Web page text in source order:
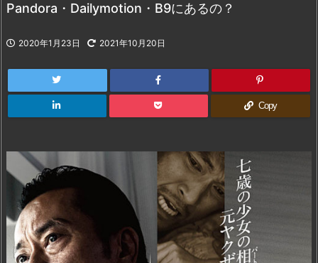
Pandora・Dailymotion・B9にあるの？
2020年1月23日 2021年10月20日
Copy